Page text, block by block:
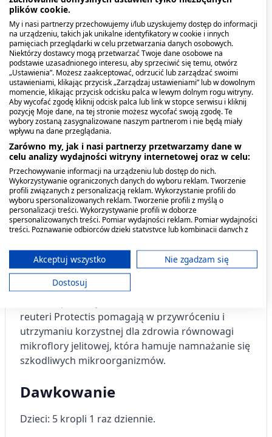
także w trakcie oraz po antybiotykoterapii, która
negatywnie wpływa na florę bakteryjną jelit.
Zawarte w nich bakterie probiotyczne stymulują
układ odpornościowy oraz ułatwiają wchłanianie
witamin i minerałów, tym samym wspomagając
prawidłowy rozwój dziecka.
Probiotyki można też podawać niemowlętom w
przypadku problemów pokarmowych i
trawiennych. Będą one pomocne między innymi
przy wzdęciach, zaparciach, biegunkach, gazach
jelitowych czy kolce jelitowej. Probiotyczne
suplementy diety są wskazane także wtedy, gdy
dziecko przyjmuje lekarstwa. Bakterie
probiotyczne chronią układ pokarmowy, jak
również cały organizm, pozwalają utrzymać
ryzyko rozwoju zakażeń grzybiczych.
Krople stosuje się w celu uzupełnienia diety w
reuteri Protectis pomagają w przywróceniu i
utrzymaniu korzystnej dla zdrowia równowagi
mikroflory jelitowej, która hamuje namnażanie się
szkodliwych mikroorganizmów.
Dawkowanie
Dzieci: 5 kropli 1 raz dziennie.
plików cookie.
My i nasi partnerzy przechowujemy i/lub uzyskujemy dostęp do informacji
na urządzeniu, takich jak unikalne identyfikatory w cookie i innych
pamięciach przeglądarki w celu przetwarzania danych osobowych.
Niektórzy dostawcy mogą przetwarzać Twoje dane osobowe na
podstawie uzasadnionego interesu, aby sprzeciwić się temu, otwórz
„Ustawienia”. Możesz zaakceptować, odrzucić lub zarządzać swoimi
ustawieniami, klikając przycisk „Zarządzaj ustawieniami” lub w dowolnym
momencie, klikając przycisk odcisku palca w lewym dolnym rogu witryny.
Aby wycofać zgodę kliknij odcisk palca lub link w stopce serwisu i kliknij
pozycję Moje dane, na tej stronie możesz wycofać swoją zgodę. Te
wybory zostaną zasygnalizowane naszym partnerom i nie będą miały
wpływu na dane przeglądania.
Zarówno my, jak i nasi partnerzy przetwarzamy dane w
celu analizy wydajności witryny internetowej oraz w celu:
Przechowywanie informacji na urządzeniu lub dostęp do nich.
Wykorzystywanie ograniczonych danych do wyboru reklam. Tworzenie
profili związanych z personalizacją reklam. Wykorzystanie profili do
wyboru spersonalizowanych reklam. Tworzenie profili z myślą o
personalizacji treści. Wykorzystywanie profili w doborze
spersonalizowanych treści. Pomiar wydajności reklam. Pomiar wydajności
treści. Poznawanie odbiorców dzięki statystyce lub kombinacji danych z
ograniczonych danych do wyboru treści.
Dane mogą być udostępniane poza Unię Europejską i wysyłane do USA.
Twoja zgoda i polityka cookie dotyczą wyłącznie tej witryny/aplikacji.
Wyświetl listę partnerów (11 dostawców IAB)
Cele przetwarzania IAB:
Przechowywanie informacji na urządzeniu
lub dostęp do nich
spersonalizowanych reklam
Akceptuj wszystko
Nie zgadzam się
Dostosuj